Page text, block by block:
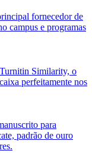
fornecedor de
campus e programas
Similarity, o
perfeitamente nos
para
padrão de ouro